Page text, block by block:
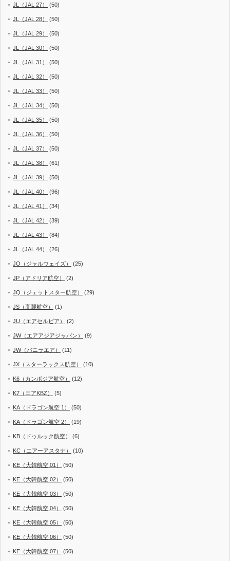
JL（JAL 27） (50)
JL（JAL 28） (50)
JL（JAL 29） (50)
JL（JAL 30） (50)
JL（JAL 31） (50)
JL（JAL 32） (50)
JL（JAL 33） (50)
JL（JAL 34） (50)
JL（JAL 35） (50)
JL（JAL 36） (50)
JL（JAL 37） (50)
JL（JAL 38） (61)
JL（JAL 39） (50)
JL（JAL 40） (96)
JL（JAL 41） (34)
JL（JAL 42） (39)
JL（JAL 43） (84)
JL（JAL 44） (26)
JO（ジャルウェイズ） (25)
JP（アドリア航空） (2)
JQ（ジェットスター航空） (29)
JS（高麗航空） (1)
JU（エアセルビア） (2)
JW（エアアジアジャパン） (9)
JW（バニラエア） (11)
JX（スターラックス航空） (10)
K6（カンボジア航空） (12)
K7（エアKBZ） (5)
KA（ドラゴン航空 1） (50)
KA（ドラゴン航空 2） (19)
KB（ドゥルック航空） (6)
KC（エアーアスタナ） (10)
KE（大韓航空 01） (50)
KE（大韓航空 02） (50)
KE（大韓航空 03） (50)
KE（大韓航空 04） (50)
KE（大韓航空 05） (50)
KE（大韓航空 06） (50)
KE（大韓航空 07） (50)